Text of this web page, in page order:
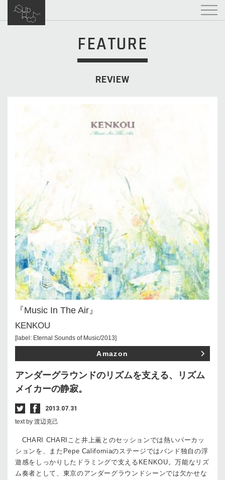
FEATURE
REVIEW
『Music In The Air』
KENKOU
[label: Eternal Sounds of Music/2013]
Amazon
アンダーグラウンドのリズムを支える、リズム
メイカーの静寂。
2013.07.31
text by 渡辺克己
CHARI CHARIこと井上薫とのセッションでは熱いパーカッ
ションを、またPepe Californiaのステージではバンド独自の浮
遊感をしっかりしたドラミングで支えるKENKOU。万能なリズ
ム奏者として、東京のアンダーグラウンドシーンでは欠かせな